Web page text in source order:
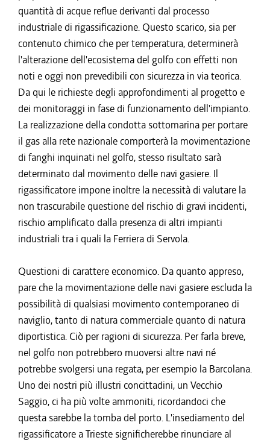
quantità di acque reflue derivanti dal processo
industriale di rigassificazione. Questo scarico, sia per
contenuto chimico che per temperatura, determinerà
l'alterazione dell'ecosistema del golfo con effetti non
noti e oggi non prevedibili con sicurezza in via teorica.
Da qui le richieste degli approfondimenti al progetto e
dei monitoraggi in fase di funzionamento dell'impianto.
La realizzazione della condotta sottomarina per portare
il gas alla rete nazionale comporterà la movimentazione
di fanghi inquinati nel golfo, stesso risultato sarà
determinato dal movimento delle navi gasiere. Il
rigassificatore impone inoltre la necessità di valutare la
non trascurabile questione del rischio di gravi incidenti,
rischio amplificato dalla presenza di altri impianti
industriali tra i quali la Ferriera di Servola.
Questioni di carattere economico. Da quanto appreso,
pare che la movimentazione delle navi gasiere escluda la
possibilità di qualsiasi movimento contemporaneo di
naviglio, tanto di natura commerciale quanto di natura
diportistica. Ciò per ragioni di sicurezza. Per farla breve,
nel golfo non potrebbero muoversi altre navi né
potrebbe svolgersi una regata, per esempio la Barcolana.
Uno dei nostri più illustri concittadini, un Vecchio
Saggio, ci ha più volte ammoniti, ricordandoci che
questa sarebbe la tomba del porto. L'insediamento del
rigassificatore a Trieste significherebbe rinunciare al